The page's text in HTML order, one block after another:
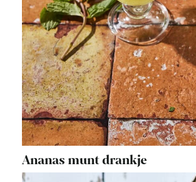
Ananas munt drankje